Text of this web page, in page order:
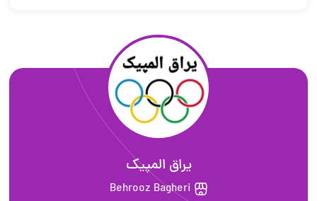
یراق المپیک
Behrooz Bagheri